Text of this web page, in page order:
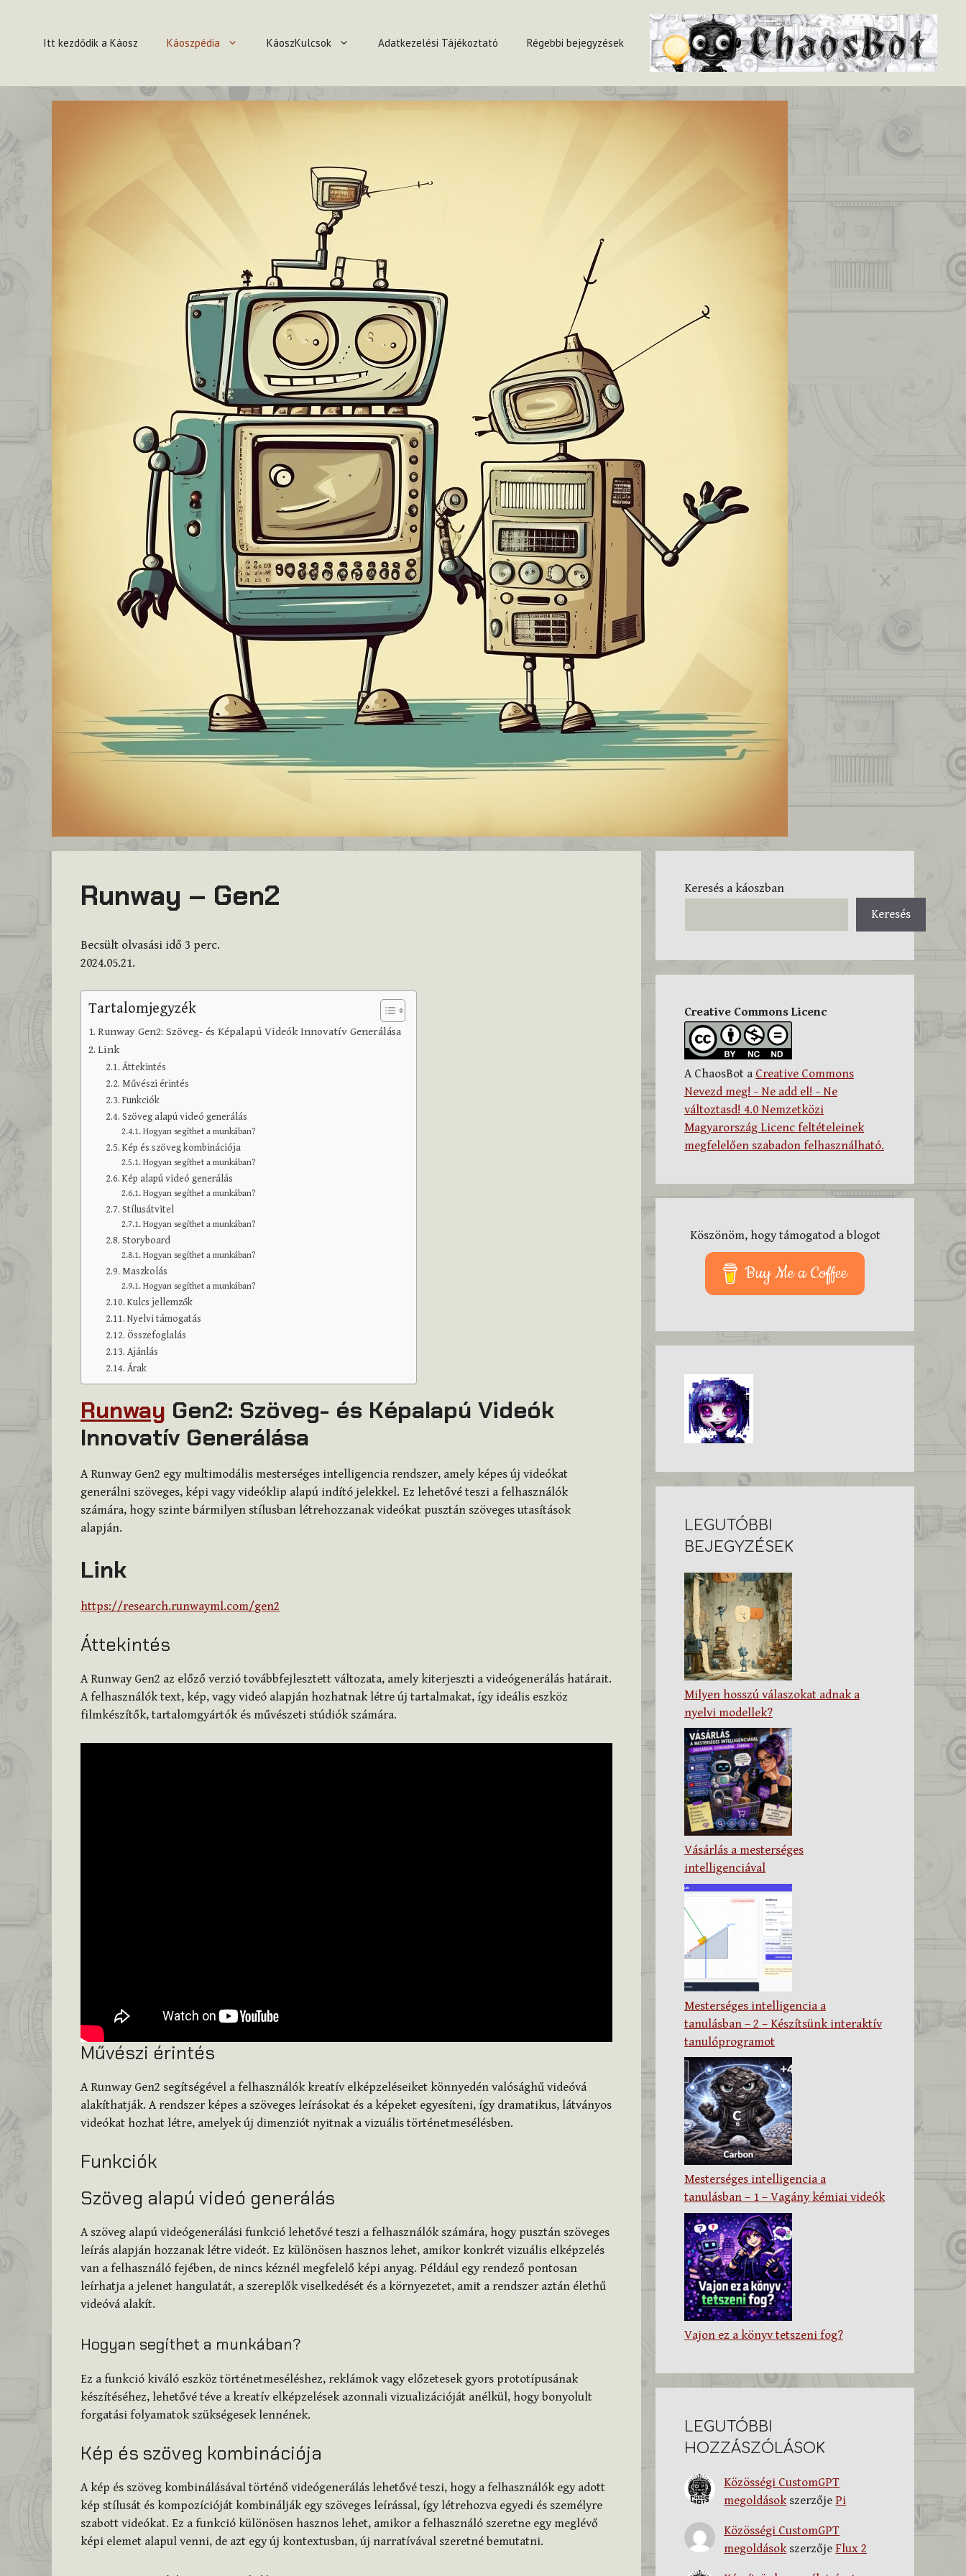
tartalombaItt kezdődik a Káosz Káoszpédia KáoszKulcsok Adatkezelési Tájékoztató Régebbi bejegyzések
Runway – Gen2
Becsült olvasási idő 3 perc.
2024.05.21.
Tartalomjegyzék
Runway Gen2: Szöveg- és Képalapú Videók Innovatív Generálása
Link
Áttekintés
Művészi érintés
Funkciók
Szöveg alapú videó generálás
Hogyan segíthet a munkában?
Kép és szöveg kombinációja
Hogyan segíthet a munkában?
Kép alapú videó generálás
Hogyan segíthet a munkában?
Stílusátvitel
Hogyan segíthet a munkában?
Storyboard
Hogyan segíthet a munkában?
Maszkolás
Hogyan segíthet a munkában?
Kulcs jellemzők
Nyelvi támogatás
Összefoglalás
Ajánlás
Árak
Runway Gen2: Szöveg- és Képalapú Videók
Innovatív Generálása
A Runway Gen2 egy multimodális mesterséges intelligencia rendszer, amely képes új videókat
generálni szöveges, képi vagy videóklip alapú indító jelekkel. Ez lehetővé teszi a felhasználók
számára, hogy szinte bármilyen stílusban létrehozzanak videókat pusztán szöveges utasítások
alapján.
Link
https://research.runwayml.com/gen2
Áttekintés
A Runway Gen2 az előző verzió továbbfejlesztett változata, amely kiterjeszti a videógenerálás határait.
A felhasználók text, kép, vagy videó alapján hozhatnak létre új tartalmakat, így ideális eszköz
filmkészítők, tartalomgyártók és művészeti stúdiók számára.
Művészi érintés
A Runway Gen2 segítségével a felhasználók kreatív elképzeléseiket könnyedén valósághű videóvá
alakíthatják. A rendszer képes a szöveges leírásokat és a képeket egyesíteni, így dramatikus, látványos
videókat hozhat létre, amelyek új dimenziót nyitnak a vizuális történetmesélésben.
Funkciók
Szöveg alapú videó generálás
A szöveg alapú videógenerálási funkció lehetővé teszi a felhasználók számára, hogy pusztán szöveges
leírás alapján hozzanak létre videót. Ez különösen hasznos lehet, amikor konkrét vizuális elképzelés
van a felhasználó fejében, de nincs kéznél megfelelő képi anyag. Például egy rendező pontosan
leírhatja a jelenet hangulatát, a szereplők viselkedését és a környezetet, amit a rendszer aztán élethű
videóvá alakít.
Hogyan segíthet a munkában?
Ez a funkció kiváló eszköz történetmeséléshez, reklámok vagy előzetesek gyors prototípusának
készítéséhez, lehetővé téve a kreatív elképzelések azonnali vizualizációját anélkül, hogy bonyolult
forgatási folyamatok szükségesek lennének.
Kép és szöveg kombinációja
A kép és szöveg kombinálásával történő videógenerálás lehetővé teszi, hogy a felhasználók egy adott
kép stílusát és kompozícióját kombinálják egy szöveges leírással, így létrehozva egyedi és személyre
szabott videókat. Ez a funkció különösen hasznos lehet, amikor a felhasználó szeretne egy meglévő
képi elemet alapul venni, de azt egy új kontextusban, új narratívával szeretné bemutatni.
Keresés a káoszban
Keresés
Creative Commons Licenc
A ChaosBot a Creative Commons
Nevezd meg! - Ne add el! - Ne
változtasd! 4.0 Nemzetközi
Magyarország Licenc feltételeinek
megfelelően szabadon felhasználható.
Köszönöm, hogy támogatod a blogot
Buy Me a Coffee
LEGUTÓBBI
BEJEGYZÉSEK
Milyen hosszú válaszokat adnak a
nyelvi modellek?
Vásárlás a mesterséges
intelligenciával
Mesterséges intelligencia a
tanulásban – 2 – Készítsünk interaktív
tanulóprogramot
Mesterséges intelligencia a
tanulásban – 1 – Vagány kémiai videók
Vajon ez a könyv tetszeni fog?
LEGUTÓBBI
HOZZÁSZÓLÁSOK
Közösségi CustomGPT
megoldásokszerzője Pi
Közösségi CustomGPT
megoldásokszerzője Flux 2